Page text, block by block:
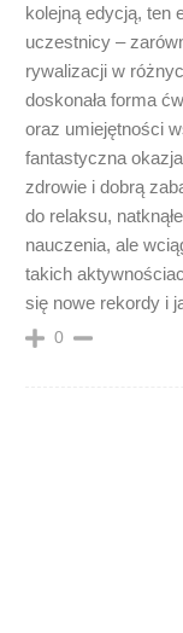
kolejną edycją, ten
uczestnicy –
rywalizacji w
doskonała forma
oraz umiejętności
fantastyczna
zdrowie i dobrą
do relaksu,
nauczenia, ale
takich
się nowe rekordy i
0